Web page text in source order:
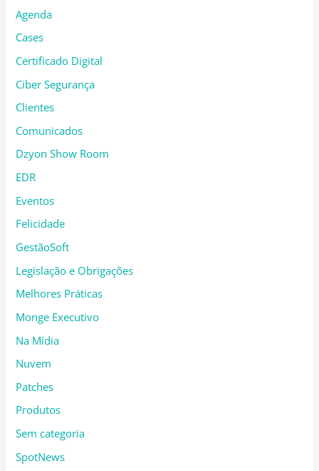
Agenda
Cases
Certificado Digital
Ciber Segurança
Clientes
Comunicados
Dzyon Show Room
EDR
Eventos
Felicidade
GestãoSoft
Legislação e Obrigações
Melhores Práticas
Monge Executivo
Na Mídia
Nuvem
Patches
Produtos
Sem categoria
SpotNews